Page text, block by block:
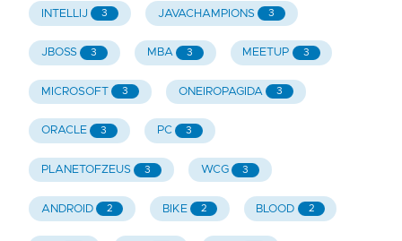
INTELLIJ 3 JAVACHAMPIONS 3
JBOSS 3 MBA 3 MEETUP 3
MICROSOFT 3 ONEIROPAGIDA 3
ORACLE 3 PC 3
PLANETOFZEUS 3 WCG 3
ANDROID 2 BIKE 2 BLOOD 2